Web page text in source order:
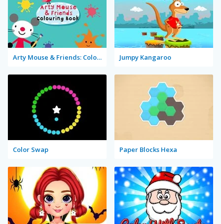
Arty Mouse & Friends: Coloring Book Jumpy Kangaroo
Color Swap Paper Blocks Hexa